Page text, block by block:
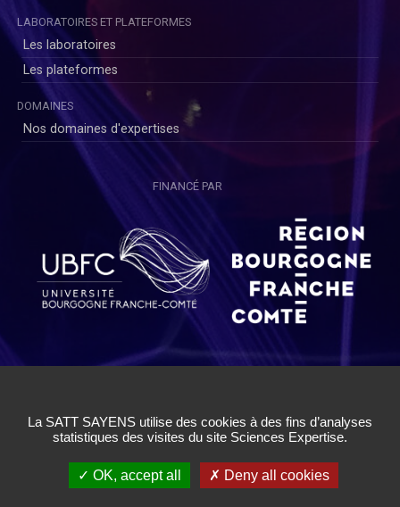
LABORATOIRES ET PLATEFORMES
Les laboratoires
Les plateformes
DOMAINES
Nos domaines d'expertises
FINANCÉ PAR
Politique de Confidentialité Chercheurs|Conditions Générales
d'Utilisation|Cookies| Gestion des cookies
✓ OK, accept all
✗ Deny all cookies